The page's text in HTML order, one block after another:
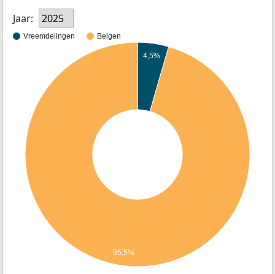
Jaar:
2025
Vreemdelingen Belgen
4,5%
95,5%